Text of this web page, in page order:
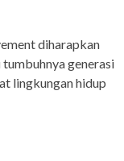
diharapkan
generasi
lingkungan hidup